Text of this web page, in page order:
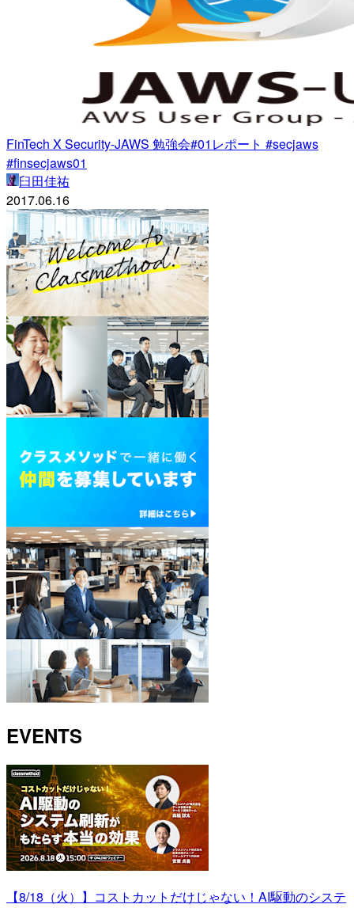
FinTech X Security-JAWS 勉強会#01レポート #secjaws
#finsecjaws01
臼田佳祐
2017.06.16
EVENTS
【8/18（火）】コストカットだけじゃない！AI駆動のシステ